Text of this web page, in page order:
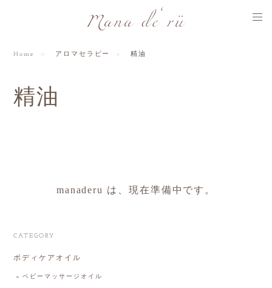
Home アロマセラピー 精油
精油
manaderu は、現在準備中です。
CATEGORY
ボディケアオイル
ベビーマッサージオイル